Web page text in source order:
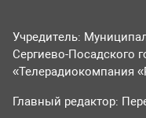
Учредитель:
Сергиево-Посадского
«Телерадиокомпания
Главный редактор: